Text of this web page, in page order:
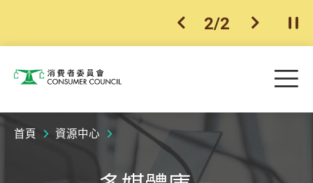
上一個
2/2 下一個開
消費者委員會 目
首頁 資源中心